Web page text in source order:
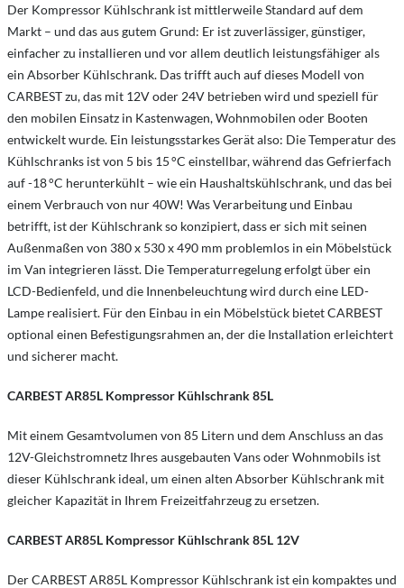
Der Kompressor Kühlschrank ist mittlerweile Standard auf dem
Markt – und das aus gutem Grund: Er ist zuverlässiger, günstiger,
einfacher zu installieren und vor allem deutlich leistungsfähiger als
ein Absorber Kühlschrank. Das trifft auch auf dieses Modell von
CARBEST zu, das mit 12V oder 24V betrieben wird und speziell für
den mobilen Einsatz in Kastenwagen, Wohnmobilen oder Booten
entwickelt wurde. Ein leistungsstarkes Gerät also: Die Temperatur des
Kühlschranks ist von 5 bis 15 °C einstellbar, während das Gefrierfach
auf -18 °C herunterkühlt – wie ein Haushaltskühlschrank, und das bei
einem Verbrauch von nur 40W! Was Verarbeitung und Einbau
betrifft, ist der Kühlschrank so konzipiert, dass er sich mit seinen
Außenmaßen von 380 x 530 x 490 mm problemlos in ein Möbelstück
im Van integrieren lässt. Die Temperaturregelung erfolgt über ein
LCD-Bedienfeld, und die Innenbeleuchtung wird durch eine LED-
Lampe realisiert. Für den Einbau in ein Möbelstück bietet CARBEST
optional einen Befestigungsrahmen an, der die Installation erleichtert
und sicherer macht.
CARBEST AR85L Kompressor Kühlschrank 85L
Mit einem Gesamtvolumen von 85 Litern und dem Anschluss an das
12V-Gleichstromnetz Ihres ausgebauten Vans oder Wohnmobils ist
dieser Kühlschrank ideal, um einen alten Absorber Kühlschrank mit
gleicher Kapazität in Ihrem Freizeitfahrzeug zu ersetzen.
CARBESTAR85L Kompressor Kühlschrank 85L 12V
Der CARBEST AR85L Kompressor Kühlschrank ist ein kompaktes und